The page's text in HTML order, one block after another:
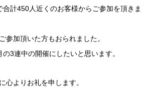
合計450人近くのお客様からご参加を頂きま
参加頂いた方もおられました。
3連中の開催にしたいと思います。
心よりお礼を申します。